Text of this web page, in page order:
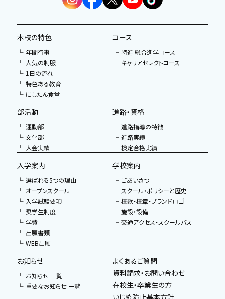
本校の特色
年間行事
人気の制服
1日の流れ
特色ある教育
にしたん食堂
コース
特進 総合進学コース
キャリアセレクトコース
部活動
運動部
文化部
大会実績
進路・資格
進路指導の特徴
進路実績
検定合格実績
入学案内
選ばれる5つの理由
オープンスクール
入学試験要項
奨学生制度
学費
出願書類
WEB出願
学校案内
ごあいさつ
スクール・ポリシーと歴史
校歌・校章・ブランドロゴ
施設・設備
交通アクセス・スクールバス
お知らせ
お知らせ 一覧
重要なお知らせ 一覧
よくあるご質問
資料請求・お問い合わせ
在校生・卒業生の方